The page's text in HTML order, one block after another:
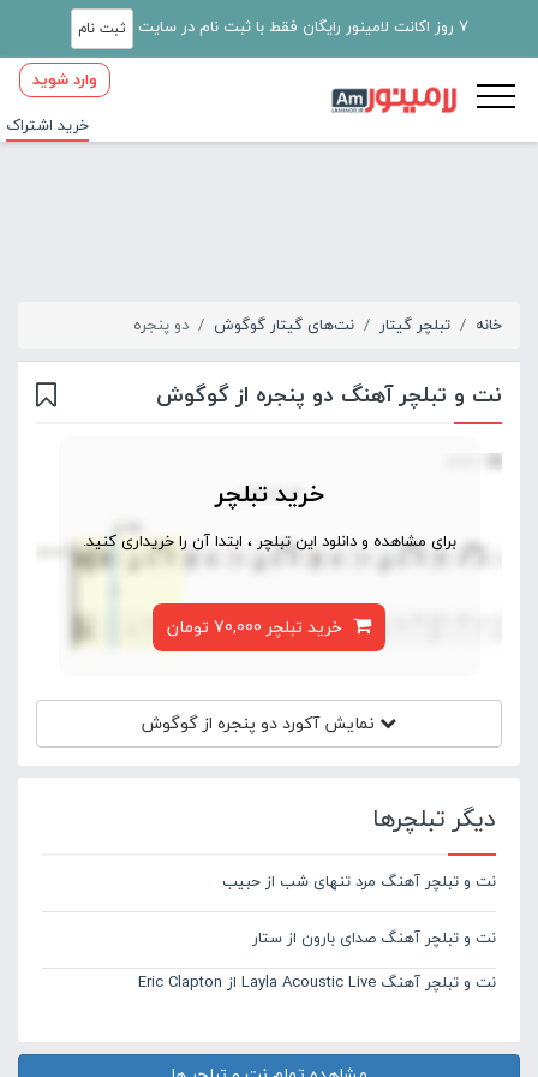
7 روز اکانت لامینور رایگان فقط با ثبت نام در سایت ثبت نام
وارد شوید
خرید اشتراک
خانه تبلچر گیتار نت‌های گیتار گوگوش دو پنجره
نت و تبلچر آهنگ دو پنجره از گوگوش
خرید تبلچر
برای مشاهده و دانلود این تبلچر ، ابتدا آن را خریداری کنید.
دو پنجره از گوگوش
دیگر تبلچرها
نت و تبلچر آهنگ مرد تنهای شب از حبیب
نت و تبلچر آهنگ صدای بارون از ستار
نت و تبلچر آهنگ Layla Acoustic Live از Eric Clapton